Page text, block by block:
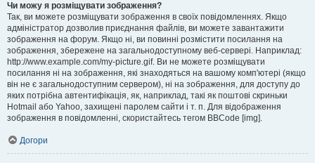
Чи можу я розміщувати зображення?
Так, ви можете розміщувати зображення в своїх повідомленнях. Якщо
адміністратор дозволив приєднання файлів, ви можете завантажити
зображення на форум. Якщо ні, ви повинні розмістити посилання на
зображення, збережене на загальнодоступному веб-сервері. Наприклад:
http://www.example.com/my-picture.gif. Ви не можете розміщувати
посилання ні на зображення, які знаходяться на вашому комп'ютері (якщо
він не є загальнодоступним сервером), ні на зображення, для доступу до
яких потрібна автентифікація, як, наприклад, такі як поштові скриньки
Hotmail або Yahoo, захищені паролем сайти і т. п. Для відображення
зображення в повідомленні, скористайтесь тегом BBCode [img].
Догори